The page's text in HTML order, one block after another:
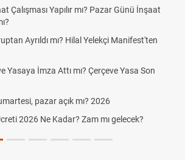
mı? Pazar Günü İnşaat
Hilal Yelekçi Manifest'ten
mı? Çerçeve Yasa Son
mı? 2026
Zam mı gelecek?
Bedelli
cumartesi-
Cumartesi
Hazırlık